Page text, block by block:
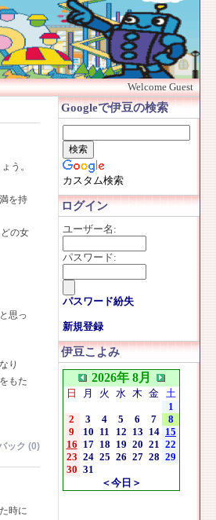
Welcome Guest
う。
を持
の女
思っ
り
もた
ック (0)
時に
Googleで伊豆の検索
カスタム検索
ログイン
ユーザー名:
パスワード:
パスワード紛失
新規登録
伊豆こよみ
2026年 8月
日 月 火 水 木 金 土
1
2
3 4 5 6 7
8
9
10 11 12 13 14 15
16 17 18 19 20 21 22
23 24 25 26 27 28 29
30 31
＜今日＞